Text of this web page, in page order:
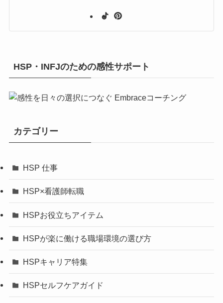
HSP・INFJのための感性サポート
カテゴリー
HSP 仕事
HSP×看護師転職
HSPお役立ちアイテム
HSPが楽に働ける職場環境の選び方
HSPキャリア特集
HSPセルフケアガイド